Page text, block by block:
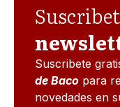
Suscribete
de Baco para
novedades en